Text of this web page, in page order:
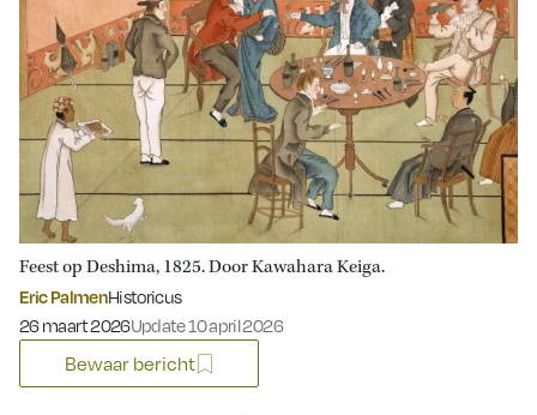
Feest op Deshima, 1825. Door Kawahara Keiga.
Eric PalmenHistoricus
Gepubliceerd op:
26 maart 2026Update 10 april 2026
Bewaar bericht